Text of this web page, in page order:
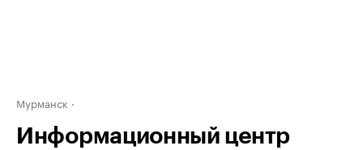
Мурманск
Информационный центр